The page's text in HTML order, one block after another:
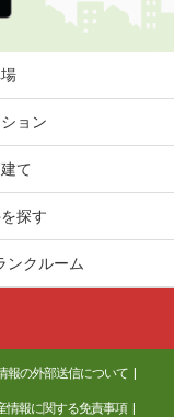
ョン
て
探す
ンクルーム
報の外部送信について
情報に関する免責事項